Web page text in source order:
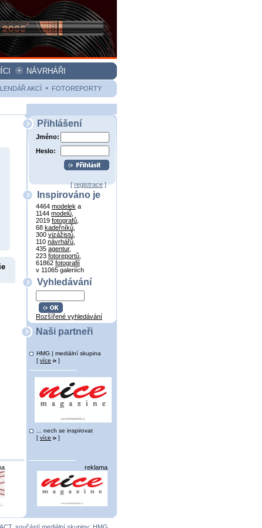
NÁVRHÁŘI
AKCÍ FOTOREPORTY
Přihlášení
Jméno:
Heslo:
[registrace]
Inspirováno je
4464 modelek a
1144 modelů
2019 fotografů
68 kadeřníků
300 vizážistů
110 návrhářů
435 agentur,
223 fotoreportů
61862 fotografií
v 11065 galeriích
Vyhledávání
Rozšířené vyhledávání
Naši partneři
HMG | mediální skupina
[ více ]
... nech se inspirovat
[ více ]
reklama